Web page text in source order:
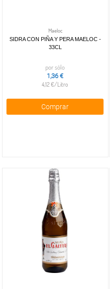
Maeloc
SIDRA CON PIÑA Y PERA MAELOC -
33CL
por sólo
1,36 €
4,12 €/Litro
Comprar